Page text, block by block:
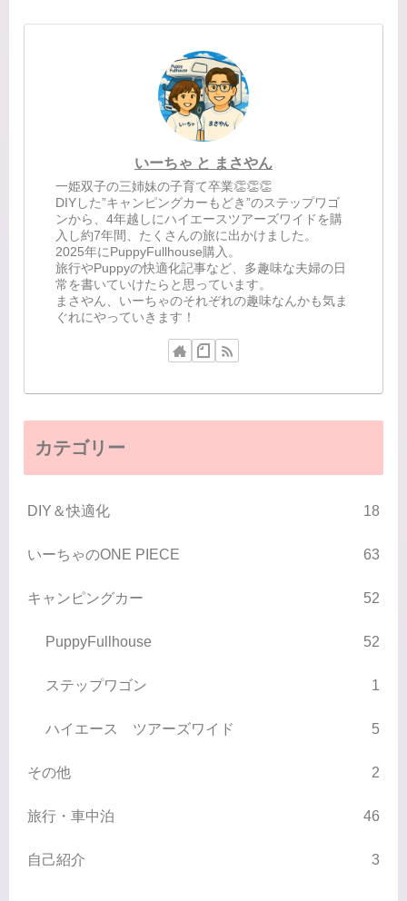
いーちゃ と まさやん
一姫双子の三姉妹の子育て卒業👏👏👏
DIYした”キャンピングカーもどき”のステップワゴ
ンから、4年越しにハイエースツアーズワイドを購
入し約7年間、たくさんの旅に出かけました。
2025年にPuppyFullhouse購入。
旅行やPuppyの快適化記事など、多趣味な夫婦の日
常を書いていけたらと思っています。
まさやん、いーちゃのそれぞれの趣味なんかも気ま
ぐれにやっていきます！
カテゴリー
DIY＆快適化 18
いーちゃのONE PIECE 63
キャンピングカー 52
PuppyFullhouse 52
ステップワゴン 1
ハイエース ツアーズワイド 5
その他 2
旅行・車中泊 46
自己紹介 3